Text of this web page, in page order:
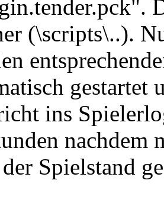
(\scripts\..).
gestartet
ins
nachdem
Spielstand